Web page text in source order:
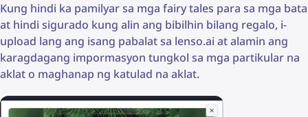
Kung hindi ka pamilyar sa mga fairy tales para sa mga bata
at hindi sigurado kung alin ang bibilhin bilang regalo, i-
upload lang ang isang pabalat sa lenso.ai at alamin ang
karagdagang impormasyon tungkol sa mga partikular na
aklat o maghanap ng katulad na aklat.